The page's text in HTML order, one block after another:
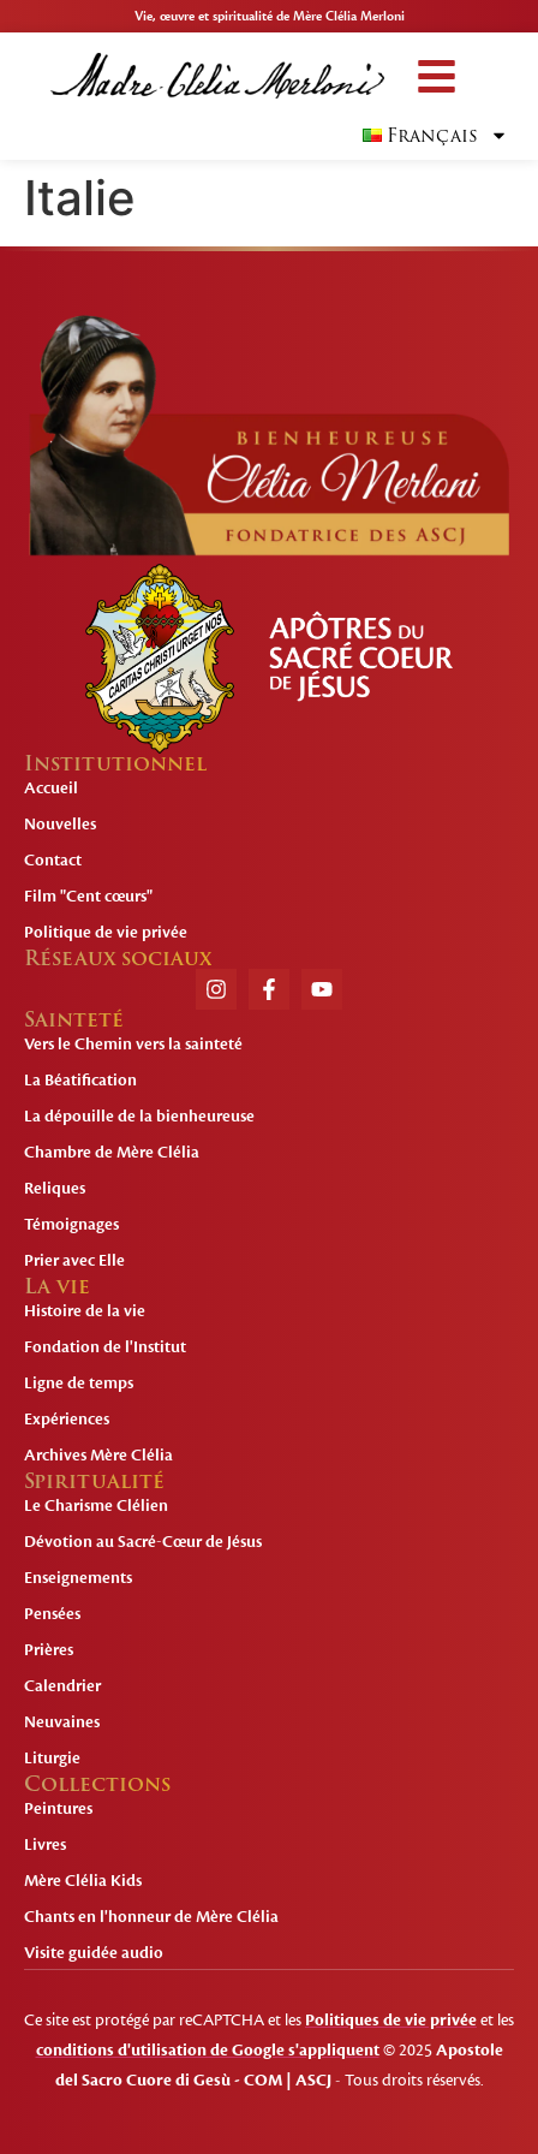
Vie, œuvre et spiritualité de Mère Clélia Merloni
Français
Italie
Institutionnel
Accueil
Nouvelles
Contact
Film "Cent cœurs"
Politique de vie privée
Réseaux sociaux
Sainteté
Vers le Chemin vers la sainteté
La Béatification
La dépouille de la bienheureuse
Chambre de Mère Clélia
Reliques
Témoignages
Prier avec Elle
La vie
Histoire de la vie
Fondation de l'Institut
Ligne de temps
Expériences
Archives Mère Clélia
Spiritualité
Le Charisme Clélien
Dévotion au Sacré-Cœur de Jésus
Enseignements
Pensées
Prières
Calendrier
Neuvaines
Liturgie
Collections
Peintures
Livres
Mère Clélia Kids
Chants en l'honneur de Mère Clélia
Visite guidée audio
Ce site est protégé par reCAPTCHA et les Politiques de vie privéeet les
conditions d'utilisation de Google s'appliquent© 2025Apostole
del Sacro Cuore di Gesù - COM | ASCJ- Tous droits réservés.